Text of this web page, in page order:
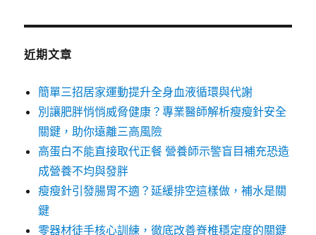
近期文章
簡單三招居家運動提升全身血液循環與代謝
別讓肥胖悄悄威脅健康？專業醫師解析瘦瘦針安全
關鍵，助你遠離三高風險
高蛋白不能直接取代正餐 營養師示警盲目補充恐造
成營養不均與發胖
瘦瘦針引發腸胃不適？延緩排空這樣做，補水是關
鍵
零器材徒手核心訓練，徹底改善脊椎穩定度的關鍵